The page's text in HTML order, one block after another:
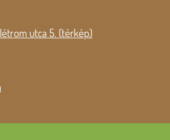
utca 5. (térkép)